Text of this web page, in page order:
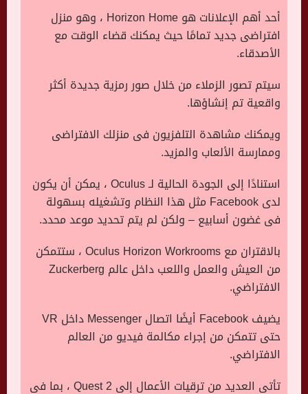
أحد أهم الإعلانات هوHorizon Home ، وهو منزل
افتراضى جديد تمامًا حيث يمكنك قضاء الوقت مع
الأصدقاء.
سيتم تصور الزملاء من خلال صور رمزية جديدة أكثر
واقعية تم إنشاؤها.
ويمكنك مشاهدة التلفزيون فى منزلك الافتراضى
وممارسة الألعاب والمزيد.
استنادًا إلى الجودة الحالية لـOculus، يمكن أن يكون
لدىFacebook مثل هذا النظام وتشغيله بسهولة
فى غضون أسابيع – ولكن لم يتم تحديد موعد محدد.
بالاقتران معOculus Horizon Workrooms، ستتمكن
من العيش والعمل واللعب داخل عالم Zuckerberg
الافتراضي.
يضيفFacebook أيضًا اتصالMessengerداخل VR
حتى تتمكن من إجراء مكالمة فيديو من العالم
الافتراضي.
تأتى العديد من ترقيات الأعمال إلى Quest 2، بما فى